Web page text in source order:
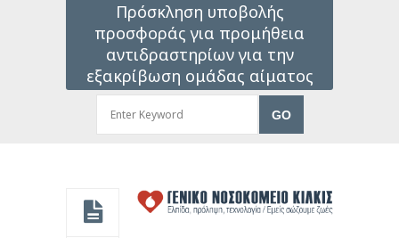
Πρόσκληση υποβολής
προσφοράς για προμήθεια
αντιδραστηρίων για την
εξακρίβωση ομάδας αίματος